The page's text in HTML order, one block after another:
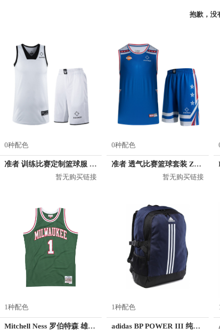
抱歉，没
0种配色
准者 训练比赛定制篮球服 Z17110105
暂无购买链接
0种配色
准者 透气比赛篮球套装 Z118210177
暂无购买链接
1种配色
Mitchell Ness 罗伯特森 雄鹿队 1号球衣
1种配色
adidas BP POWER III 纯色尼龙双肩包 AY5103